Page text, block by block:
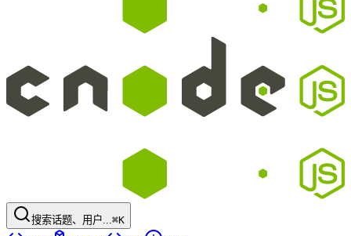
搜索话题、用户...⌘K